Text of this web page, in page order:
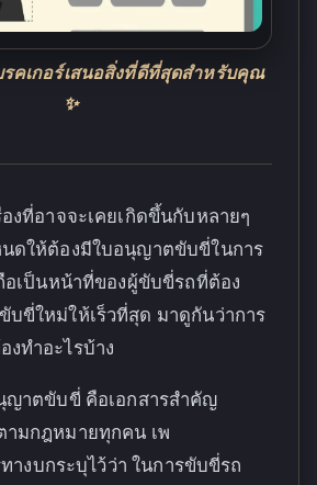
รคเกอร์เสนอสิ่งที่ดีที่สุดสำหรับคุณ
✨
งที่อาจจะเคยเกิดขึ้นกับหลายๆ
ดให้ต้องมีใบอนุญาตขับขี่ในการ
อเป็นหน้าที่ของผู้ขับขี่รถที่ต้อง
บขี่ใหม่ให้เร็วที่สุด มาดูกันว่าการ
ทำอะไรบ้าง
ญาตขับขี่ คือเอกสารสำคัญ
มกฎหมายทุกคน เพ
างบกระบุไว้ว่า ในการขับขี่รถ